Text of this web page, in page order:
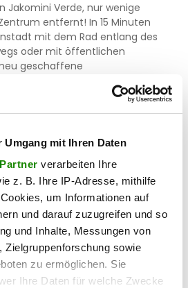
mit Ihren Daten
verarbeiten Ihre
z. B. Ihre IP-Adresse, mithilfe
um Informationen auf
und darauf zuzugreifen und so
und Inhalte, Messungen von
Zielgruppenforschung sowie
zu ermöglichen. Sie
Ihre Daten für welche Zwecke
Jakomini Verde, nur wenige
entfernt! In 15 Minuten
mit dem Rad entlang des
oder mit öffentlichen
geschaffene
Entspannen Sie am Flussufer,
Wege oder betreiben Sie Sport
urbanem Leben und naturnaher
Hier ist Ihre Freizeit zu